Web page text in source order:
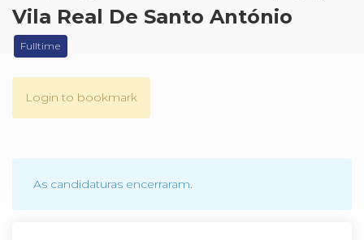
Vila Real De Santo António
Fulltime
Login to bookmark
As candidaturas encerraram.